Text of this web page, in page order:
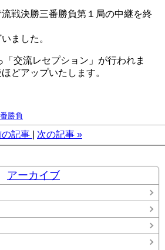
戦決勝三番勝負第１局の中継を終
ました。
交流レセプション」が行われま
どアップいたします。
勝負
の記事 次の記事 »
アーカイブ